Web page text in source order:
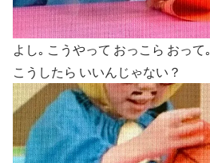
よし｡ こうやって おっこら おって｡
こうしたら いいんじゃない？